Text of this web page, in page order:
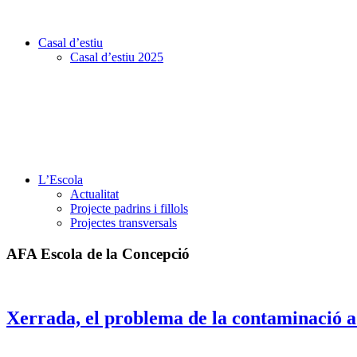
Casal d’estiu
Casal d’estiu 2025
L’Escola
Actualitat
Projecte padrins i fillols
Projectes transversals
AFA Escola de la Concepció
Xerrada, el problema de la contaminació